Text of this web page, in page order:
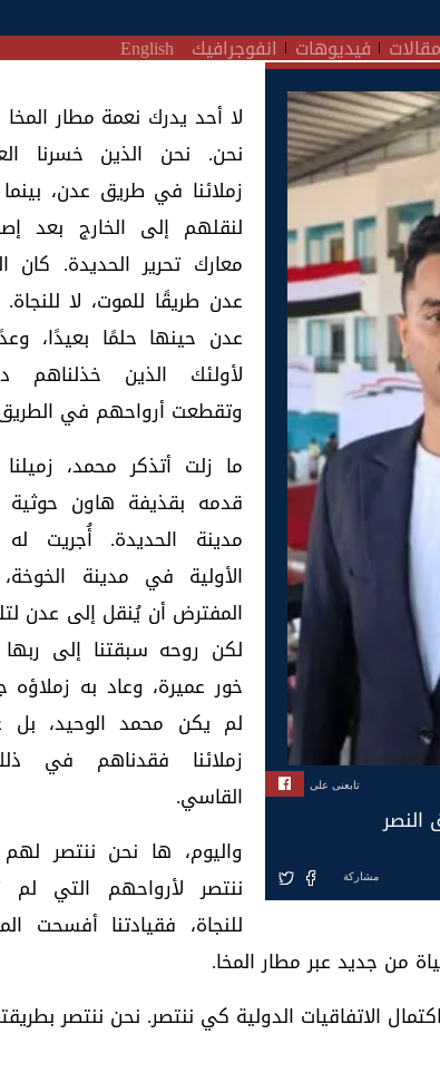
مقالات فيديوهات انفوجرافيك English
تابعنى على
النصر
مشاركة
لا أحد يدرك نعمة مطار
نحن. نحن الذين خسرنا
زملائنا في طريق عدن،
لنقلهم إلى الخارج بعد
معارك تحرير الحديدة. كان
عدن طريقًا للموت، لا
عدن حينها حلمًا بعيدًا،
لأولئك الذين خذلناهم
وتقطعت أرواحهم في
ما زلت أتذكر محمد،
قدمه بقذيفة هاون
مدينة الحديدة. أُجريت له
الأولية في مدينة
المفترض أن يُنقل إلى عدن
لكن روحه سبقتنا إلى
خور عميرة، وعاد به
لم يكن محمد الوحيد،
زملائنا فقدناهم في
القاسي.
واليوم، ها نحن ننتصر
ننتصر لأرواحهم التي لم
للنجاة، فقيادتنا أفسحت
من جديد عبر مطار المخا.
الاتفاقيات الدولية كي ننتصر. نحن ننتصر